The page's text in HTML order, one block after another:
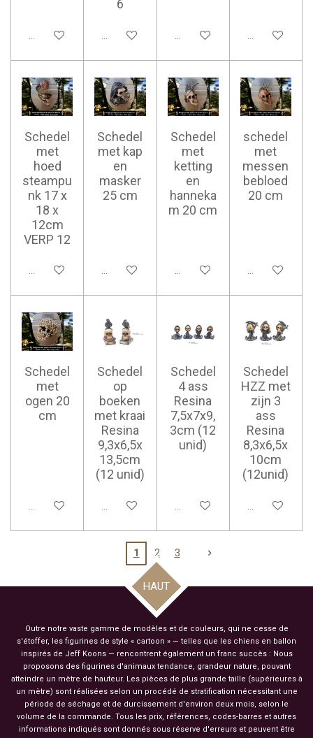
Ajouter au panier
6
Ajouter au panierAjouter au panierAjouter au
Schedel
met
hoed
steampu
nk 17 x
18 x
12cm
VERP 12
Ajouter au panier
Schedel
met kap
en
masker
25 cm
Ajouter au panier
Schedel
met
ketting
en
hanneka
m 20 cm
Ajouter au panier
schedel
met
messen
bebloed
20 cm
Ajouter au
Schedel
met
ogen 20
cm
Ajouter au panier
Schedel
op
boeken
met kraai
Resina
9,3x6,5x
13,5cm
(12 unid)
Ajouter au panier
Schedel
4 ass
Resina
7,5x7x9,
3cm (12
unid)
Ajouter au panier
Schedel
HZZ met
zijn 3
ass
Resina
8,3x6,5x
10cm
(12unid)
Ajouter au
1 2 3
HAUT
Outre notre vaste gamme de modèles et de couleurs, qui ne cesse de
s'étoffer, les figurines de style « cartoon » — telles que les chiens en ballon
inspirés de Jeff Koons — rencontrent également un franc succès : Nous
proposons des figurines d'animaux tendance, grandeur nature, pouvant
atteindre un mètre de hauteur. Les pièces de plus grande taille (supérieures à
un mètre) sont réalisées selon un procédé de stratification nécessitant une
période de séchage et de durcissement d'environ deux mois, selon le
volume de la commande. Tous les prix, références, codes-barres et autres
informations indiqués sont donnés sous réserve d'erreurs et peuvent être